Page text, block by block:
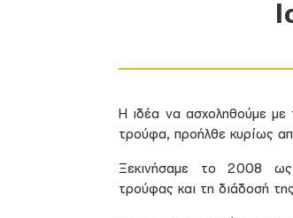
Η ιδέα να ασχοληθούμε με
τρούφα, προήλθε κυρίως
Ξεκινήσαμε το 2008
τρούφας και τη διάδοσή